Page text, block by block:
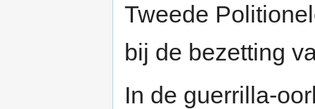
Tweede
bij de bezetting
In de guerrilla-